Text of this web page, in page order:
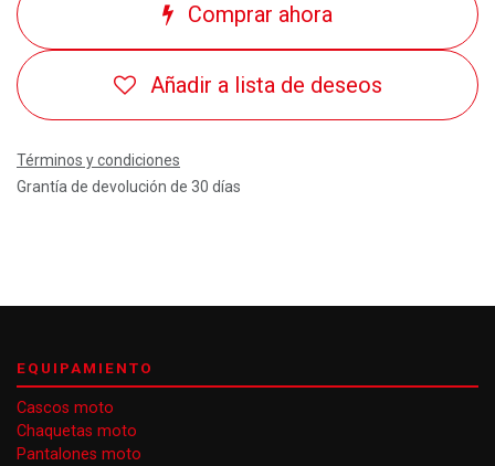
Comprar ahora
Añadir a lista de deseos
Términos y condiciones
Grantía de devolución de 30 días
EQUIPAMIENTO
Cascos moto
Chaquetas moto
Pantalones moto